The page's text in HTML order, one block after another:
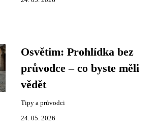
Osvětim: Prohlídka bez
průvodce – co byste měli
vědět
Tipy a průvodci
24. 05. 2026